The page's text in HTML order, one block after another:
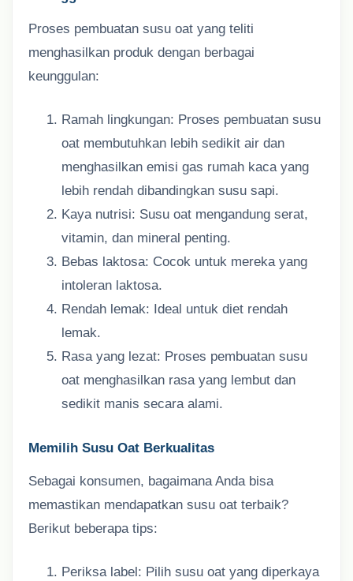
Proses pembuatan susu oat yang teliti
menghasilkan produk dengan berbagai
keunggulan:
Ramah lingkungan: Proses pembuatan susu
oat membutuhkan lebih sedikit air dan
menghasilkan emisi gas rumah kaca yang
lebih rendah dibandingkan susu sapi.
Kaya nutrisi: Susu oat mengandung serat,
vitamin, dan mineral penting.
Bebas laktosa: Cocok untuk mereka yang
intoleran laktosa.
Rendah lemak: Ideal untuk diet rendah
lemak.
Rasa yang lezat: Proses pembuatan susu
oat menghasilkan rasa yang lembut dan
sedikit manis secara alami.
Memilih Susu Oat Berkualitas
Sebagai konsumen, bagaimana Anda bisa
memastikan mendapatkan susu oat terbaik?
Berikut beberapa tips:
Periksa label: Pilih susu oat yang diperkaya